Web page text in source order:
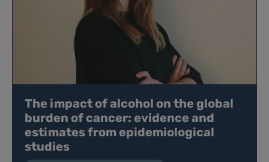
The impact of alcohol on the global
burden of cancer: evidence and
estimates from epidemiological
studies